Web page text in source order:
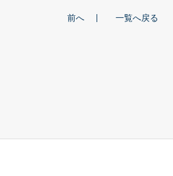
前へ 一覧へ戻る